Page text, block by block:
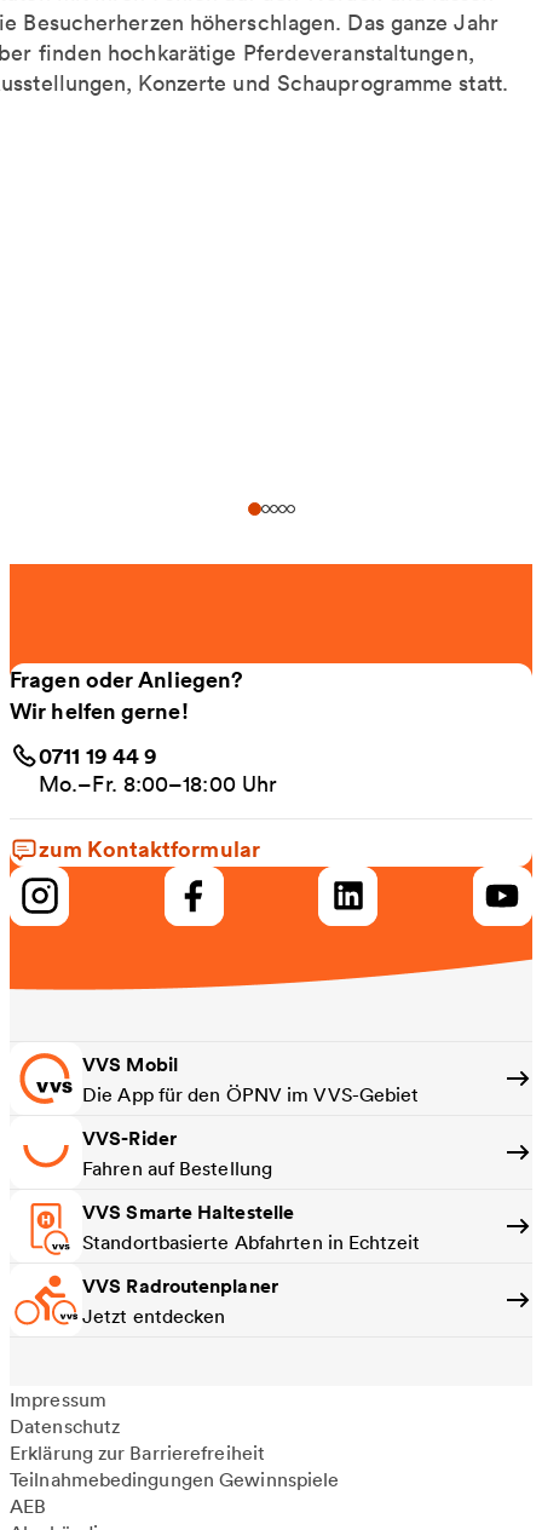
Besucherherzen höherschlagen. Das ganze Jahr
finden hochkarätige Pferdeveranstaltungen,
Konzerte und Schauprogramme statt.
Fragen oder Anliegen?
Wir helfen gerne!
0711 19 44 9
Mo.–Fr. 8:00–18:00 Uhr
zum Kontaktformular
VVS Mobil
Die App für den ÖPNV im VVS-Gebiet
VVS-Rider
Fahren auf Bestellung
VVS Smarte Haltestelle
Standortbasierte Abfahrten in Echtzeit
VVS Radroutenplaner
Jetzt entdecken
Impressum
Datenschutz
Erklärung zur Barrierefreiheit
Teilnahmebedingungen Gewinnspiele
AEB